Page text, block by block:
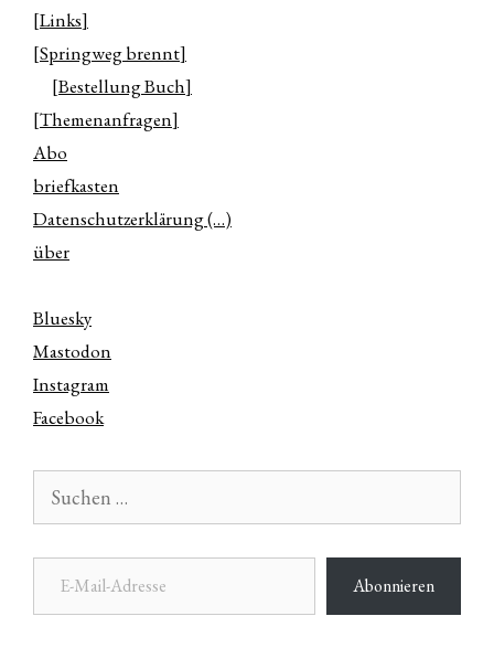
[Links]
[Springweg brennt]
[Bestellung Buch]
[Themenanfragen]
Abo
briefkasten
Datenschutzerklärung (…)
über
Bluesky
Mastodon
Instagram
Facebook
nach:
E-Mail-Adresse
Abonnieren